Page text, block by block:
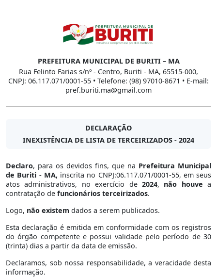
PREFEITURA MUNICIPAL DE BURITI – MA
Rua Felinto Farias s/nº - Centro, Buriti - MA, 65515-000,
CNPJ: 06.117.071/0001-55 • Telefone: (98) 97010-8671 • E-mail:
pref.buriti.ma@gmail.com
DECLARAÇÃO
INEXISTÊNCIA DE LISTA DE TERCEIRIZADOS - 2024
Declaro, para os devidos fins, que na Prefeitura Municipal
de Buriti - MA,inscrita no CNPJ:06.117.071/0001-55, em seus
atos administrativos, no exercício de 2024, não houve a
contratação de funcionários terceirizados.
Logo, não existem dados a serem publicados.
Esta declaração é emitida em conformidade com os registros
do órgão competente e possui validade pelo período de 30
(trinta) dias a partir da data de emissão.
Declaramos, sob nossa responsabilidade, a veracidade desta
informação.